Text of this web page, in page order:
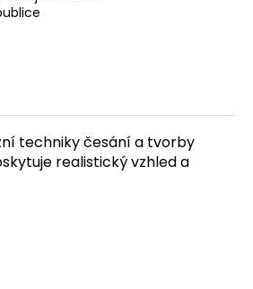
techniky česání a tvorby
realistický vzhled a